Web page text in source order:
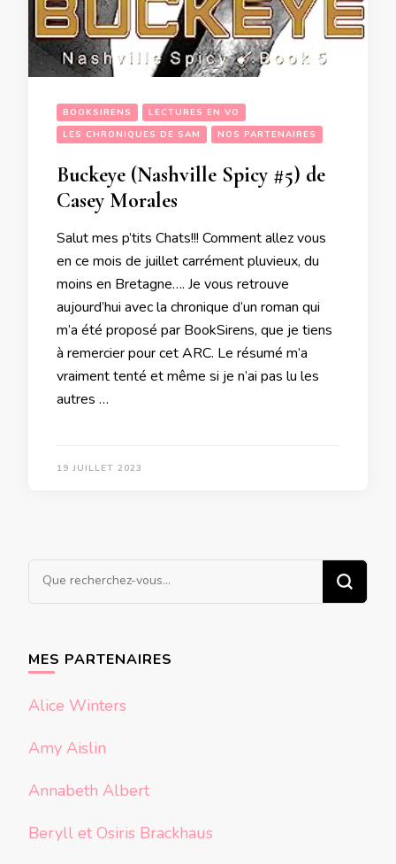
BOOKSIRENS
LECTURES EN VO
LES CHRONIQUES DE SAM
NOS PARTENAIRES
Buckeye (Nashville Spicy #5) de
Casey Morales
Salut mes p’tits Chats!!! Comment allez vous
en ce mois de juillet carrément pluvieux, du
moins en Bretagne…. Je vous retrouve
aujourd’hui avec la chronique d’un roman qui
m’a été proposé par BookSirens, que je tiens
à remercier pour cet ARC. Le résumé m’a
vraiment tenté et même si je n’ai pas lu les
autres …
19 JUILLET 2023
Vous
recherchiez
MES PARTENAIRES
Alice Winters
Amy Aislin
Annabeth Albert
Beryll et Osiris Brackhaus